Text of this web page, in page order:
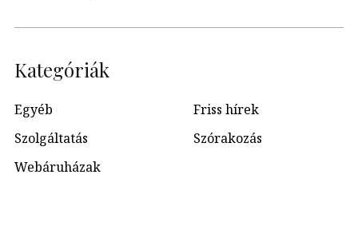
Kategóriák
Egyéb
Friss hírek
Szolgáltatás
Szórakozás
Webáruházak